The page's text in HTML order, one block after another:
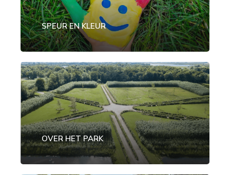
SPEUR EN KLEUR
OVER HET PARK